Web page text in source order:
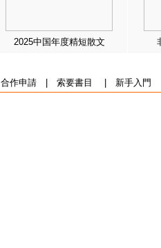
2025中国年度精短散文
合作申請| 索要書目 新手入門